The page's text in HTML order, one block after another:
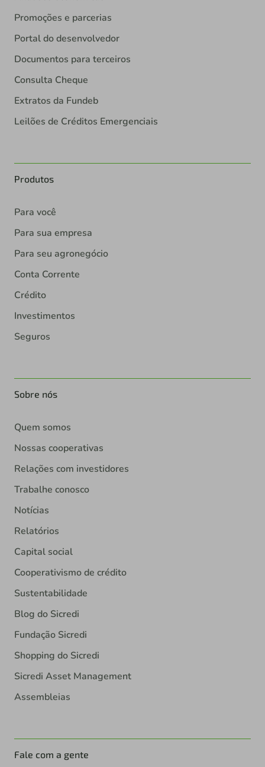
Promoções e parcerias
Portal do desenvolvedor
Documentos para terceiros
Consulta Cheque
Extratos da Fundeb
Leilões de Créditos Emergenciais
Produtos
Para você
Para sua empresa
Para seu agronegócio
Conta Corrente
Crédito
Investimentos
Seguros
Sobre nós
Quem somos
Nossas cooperativas
Relações com investidores
Trabalhe conosco
Notícias
Relatórios
Capital social
Cooperativismo de crédito
Sustentabilidade
Blog do Sicredi
Fundação Sicredi
Shopping do Sicredi
Sicredi Asset Management
Assembleias
Fale com a gente